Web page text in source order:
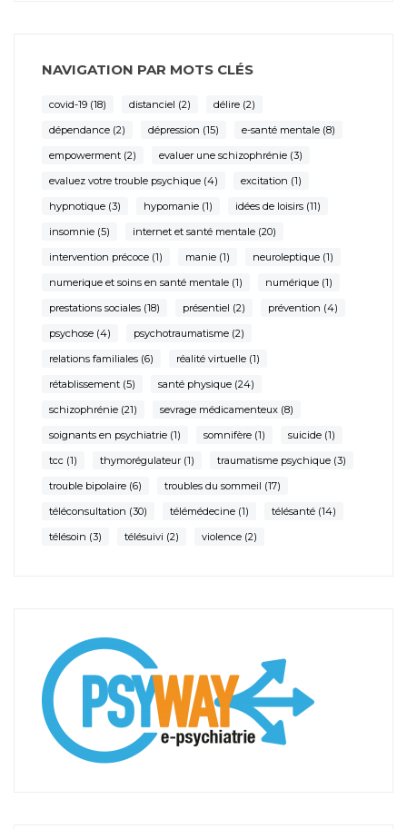
NAVIGATION PAR MOTS CLÉS
covid-19 (18) distanciel (2) délire (2)
dépendance (2) dépression (15) e-santé mentale (8)
empowerment (2) evaluer une schizophrénie (3)
evaluez votre trouble psychique (4) excitation (1)
hypnotique (3) hypomanie (1) idées de loisirs (11)
insomnie (5) internet et santé mentale (20)
intervention précoce (1) manie (1) neuroleptique (1)
numerique et soins en santé mentale (1) numérique (1)
prestations sociales (18) présentiel (2) prévention (4)
psychose (4) psychotraumatisme (2)
relations familiales (6) réalité virtuelle (1)
rétablissement (5) santé physique (24)
schizophrénie (21) sevrage médicamenteux (8)
soignants en psychiatrie (1) somnifère (1) suicide (1)
tcc (1) thymorégulateur (1) traumatisme psychique (3)
trouble bipolaire (6) troubles du sommeil (17)
téléconsultation (30) télémédecine (1) télésanté (14)
télésoin (3) télésuivi (2) violence (2)